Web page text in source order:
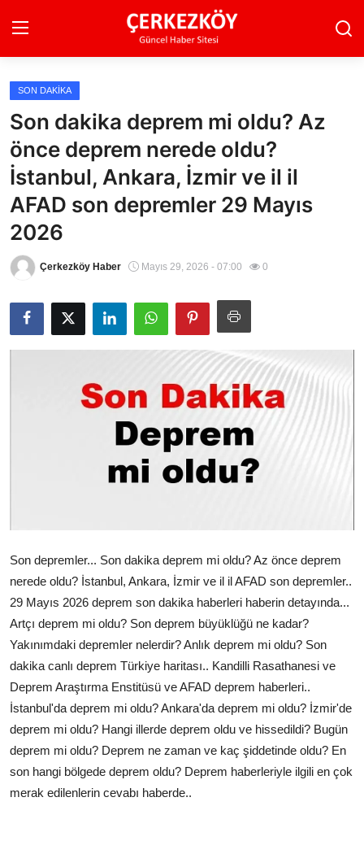
Ana Sayfa
Son Dakika
Ekonomi Haberleri
Magazin Haberleri
Spor Haberleri
Teknoloji Haberleri
SON DAKIKA
Son dakika deprem mi oldu? Az
önce deprem nerede oldu?
İstanbul, Ankara, İzmir ve il il
AFAD son depremler 29 Mayıs
2026
Çerkezköy Haber Mayıs 29, 2026 - 07:00 0
Son depremler... Son dakika deprem mi oldu? Az önce deprem
nerede oldu? İstanbul, Ankara, İzmir ve il il AFAD son depremler..
29 Mayıs 2026 deprem son dakika haberleri haberin detayında...
Artçı deprem mi oldu? Son deprem büyüklüğü ne kadar?
Yakınımdaki depremler nelerdir? Anlık deprem mi oldu? Son
dakika canlı deprem Türkiye haritası.. Kandilli Rasathanesi ve
Deprem Araştırma Enstitüsü ve AFAD deprem haberleri..
İstanbul'da deprem mi oldu? Ankara'da deprem mi oldu? İzmir'de
deprem mi oldu? Hangi illerde deprem oldu ve hissedildi? Bugün
deprem mi oldu? Deprem ne zaman ve kaç şiddetinde oldu? En
son hangi bölgede deprem oldu? Deprem haberleriyle ilgili en çok
merak edilenlerin cevabı haberde..